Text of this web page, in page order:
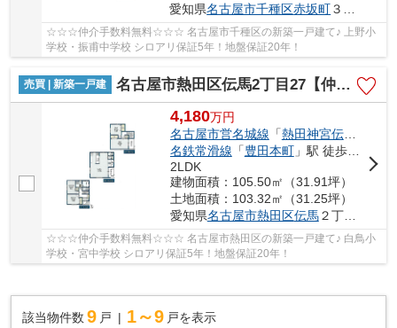
愛知県名古屋市千種区赤坂町３丁目62
☆☆☆仲介手数料無料☆☆☆ 名古屋市千種区の新築一戸建て♪ 上野小
学校・振甫中学校 シロアリ保証5年！地盤保証20年！
売買 | 新築一戸建 名古屋市熱田区伝馬2丁目27【仲介手数料無料】新築一戸建て 2号棟
4,180万円
名古屋市営名城線 「熱田神宮伝馬町
名鉄常滑線 「豊田本町」駅 徒歩7分
2LDK
建物面積：105.50㎡（31.91坪）
土地面積：103.32㎡（31.25坪）
愛知県名古屋市熱田区伝馬２丁目27
☆☆☆仲介手数料無料☆☆☆ 名古屋市熱田区の新築一戸建て♪ 白鳥小
学校・宮中学校 シロアリ保証5年！地盤保証20年！
該当物件数 9 戸 1～9 戸を表示